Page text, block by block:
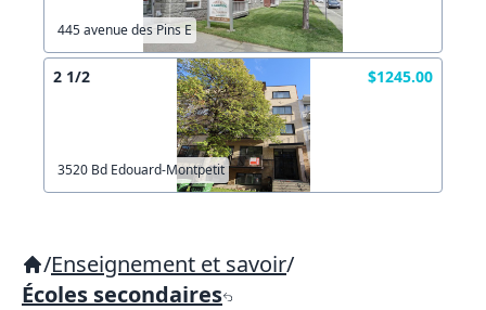
445 avenue des Pins E
2 1/2 $1245.00
3520 Bd Edouard-Montpetit
/Enseignement et savoir/
Écoles secondaires